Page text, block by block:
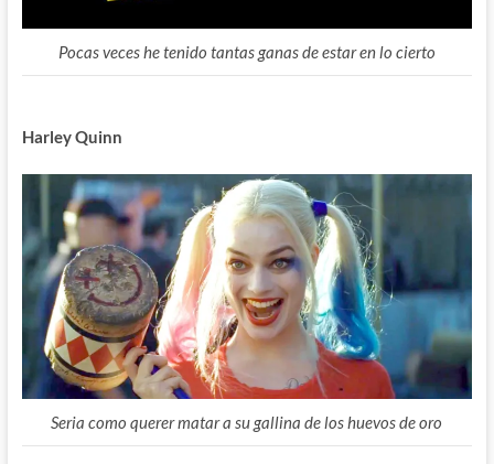
Pocas veces he tenido tantas ganas de estar en lo cierto
Harley Quinn
Seria como querer matar a su gallina de los huevos de oro